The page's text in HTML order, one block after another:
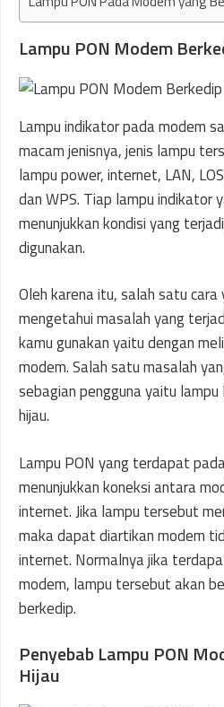
Lampu PON Modem
Lampu indikator pada modem
macam jenisnya, jenis lampu
lampu power, internet, LAN,
dan WPS. Tiap lampu indikator
menunjukkan kondisi yang
digunakan.
Oleh karena itu, salah satu cara
mengetahui masalah yang
kamu gunakan yaitu dengan
modem. Salah satu masalah
sebagian pengguna yaitu
hijau.
Lampu PON yang terdapat
menunjukkan koneksi antara
internet. Jika lampu tersebut
maka dapat diartikan modem
internet. Normalnya jika
modem, lampu tersebut akan
berkedip.
Penyebab Lampu PON
Hijau